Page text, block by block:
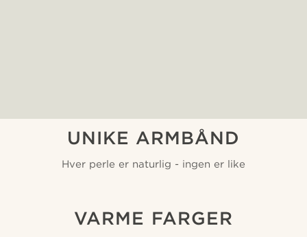
UNIKE ARMBÅND
Hver perle er naturlig - ingen er like
VARME FARGER